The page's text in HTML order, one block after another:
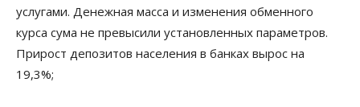
услугами. Денежная масса и изменения обменного
курса сума не превысили установленных параметров.
Прирост депозитов населения в банках вырос на
19,3%;